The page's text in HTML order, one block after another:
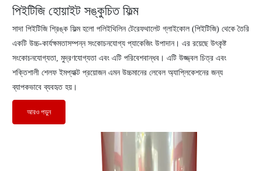
পিইটিজি হোয়াইট সঙ্কুচিত ফিল্ম
সাদা পিইটিজি শ্রিঙ্ক ফিল্ম হলো পলিইথিলিন টেরেফথালেট গ্লাইকোল (পিইটিজি) থেকে তৈরি
একটি উচ্চ-কার্যক্ষমতাসম্পন্ন সংকোচনযোগ্য প্যাকেজিং উপাদান। এর রয়েছে উৎকৃষ্ট
সংকোচনযোগ্যতা, মুদ্রণযোগ্যতা এবং এটি পরিবেশবান্ধব। এটি উজ্জ্বল চিত্র এবং
শক্তিশালী শেলফ ইমপ্যাক্ট প্রয়োজন এমন উচ্চমানের লেবেল অ্যাপ্লিকেশনের জন্য
ব্যাপকভাবে ব্যবহৃত হয়।
আরও পড়ুন